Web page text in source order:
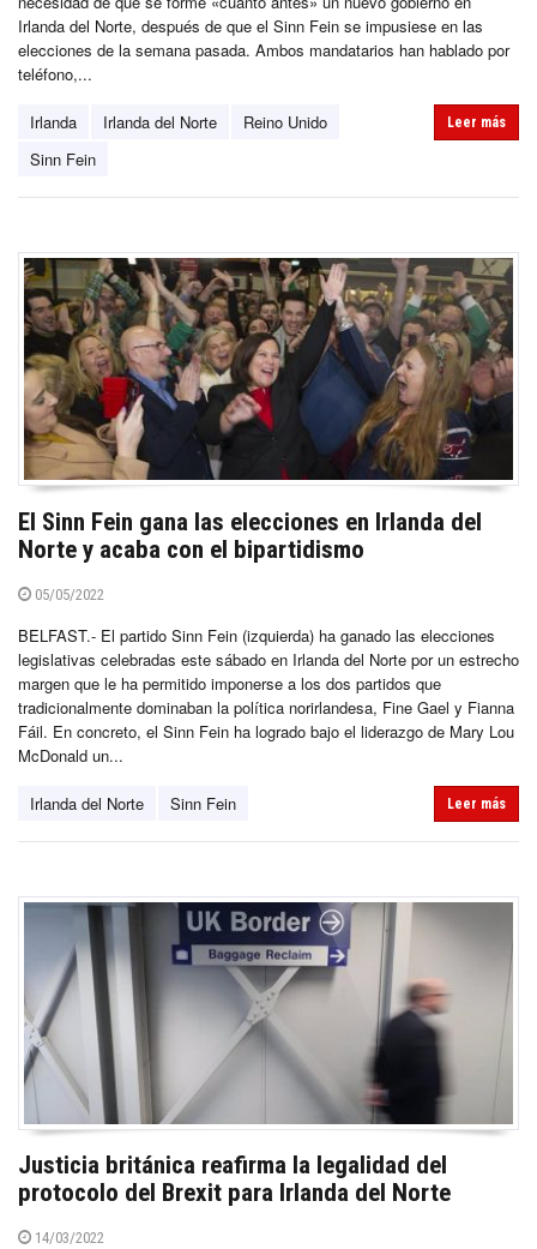
Irlanda del Norte, después de que el Sinn Fein se impusiese en las
elecciones de la semana pasada. Ambos mandatarios han hablado por
teléfono,...
Irlanda Irlanda del Norte
Reino Unido
Sinn Fein
Leer más
El Sinn Fein gana las elecciones en Irlanda del
Norte y acaba con el bipartidismo
05/05/2022
BELFAST.- El partido Sinn Fein (izquierda) ha ganado las elecciones
legislativas celebradas este sábado en Irlanda del Norte por un estrecho
margen que le ha permitido imponerse a los dos partidos que
tradicionalmente dominaban la política norirlandesa, Fine Gael y Fianna
Fáil. En concreto, el Sinn Fein ha logrado bajo el liderazgo de Mary Lou
McDonald un...
Irlanda del Norte Sinn Fein Leer más
Justicia británica reafirma la legalidad del
protocolo del Brexit para Irlanda del Norte
14/03/2022